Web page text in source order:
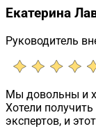
Екатерина
Руководитель
Мы довольны и
Хотели
экспертов, и